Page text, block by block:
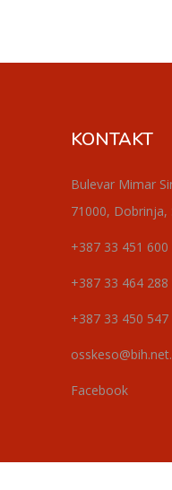
KONTAKT
Bulevar Mimar
71000, Dobrinja,
+387 33 451
+387 33 464
+387 33 450
Facebook